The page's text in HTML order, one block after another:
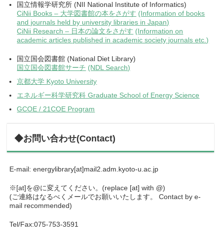
国立情報学研究所 (NII National Institute of Informatics)
CiNii Books – 大学図書館の本をさがす (Information of books
and journals held by university libraries in Japan)
CiNii Research – 日本の論文をさがす (Information on
academic articles published in academic society journals etc.)
国立国会図書館 (National Diet Library)
国立国会図書館サーチ (NDL Search)
京都大学 Kyoto University
エネルギー科学研究科 Graduate School of Energy Science
GCOE / 21COE Program
◆お問い合わせ(Contact)
E-mail: energylibrary[at]mail2.adm.kyoto-u.ac.jp
※[at]を@に変えてください。(replace [at] with @)
(ご連絡はなるべくメールでお願いいたします。 Contact by e-
mail recommended)
Tel/Fax:075-753-3591